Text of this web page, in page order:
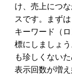
け、売上につ
スです。まず
キーワード（
標にしましょ
も珍しくない
表示回数が増